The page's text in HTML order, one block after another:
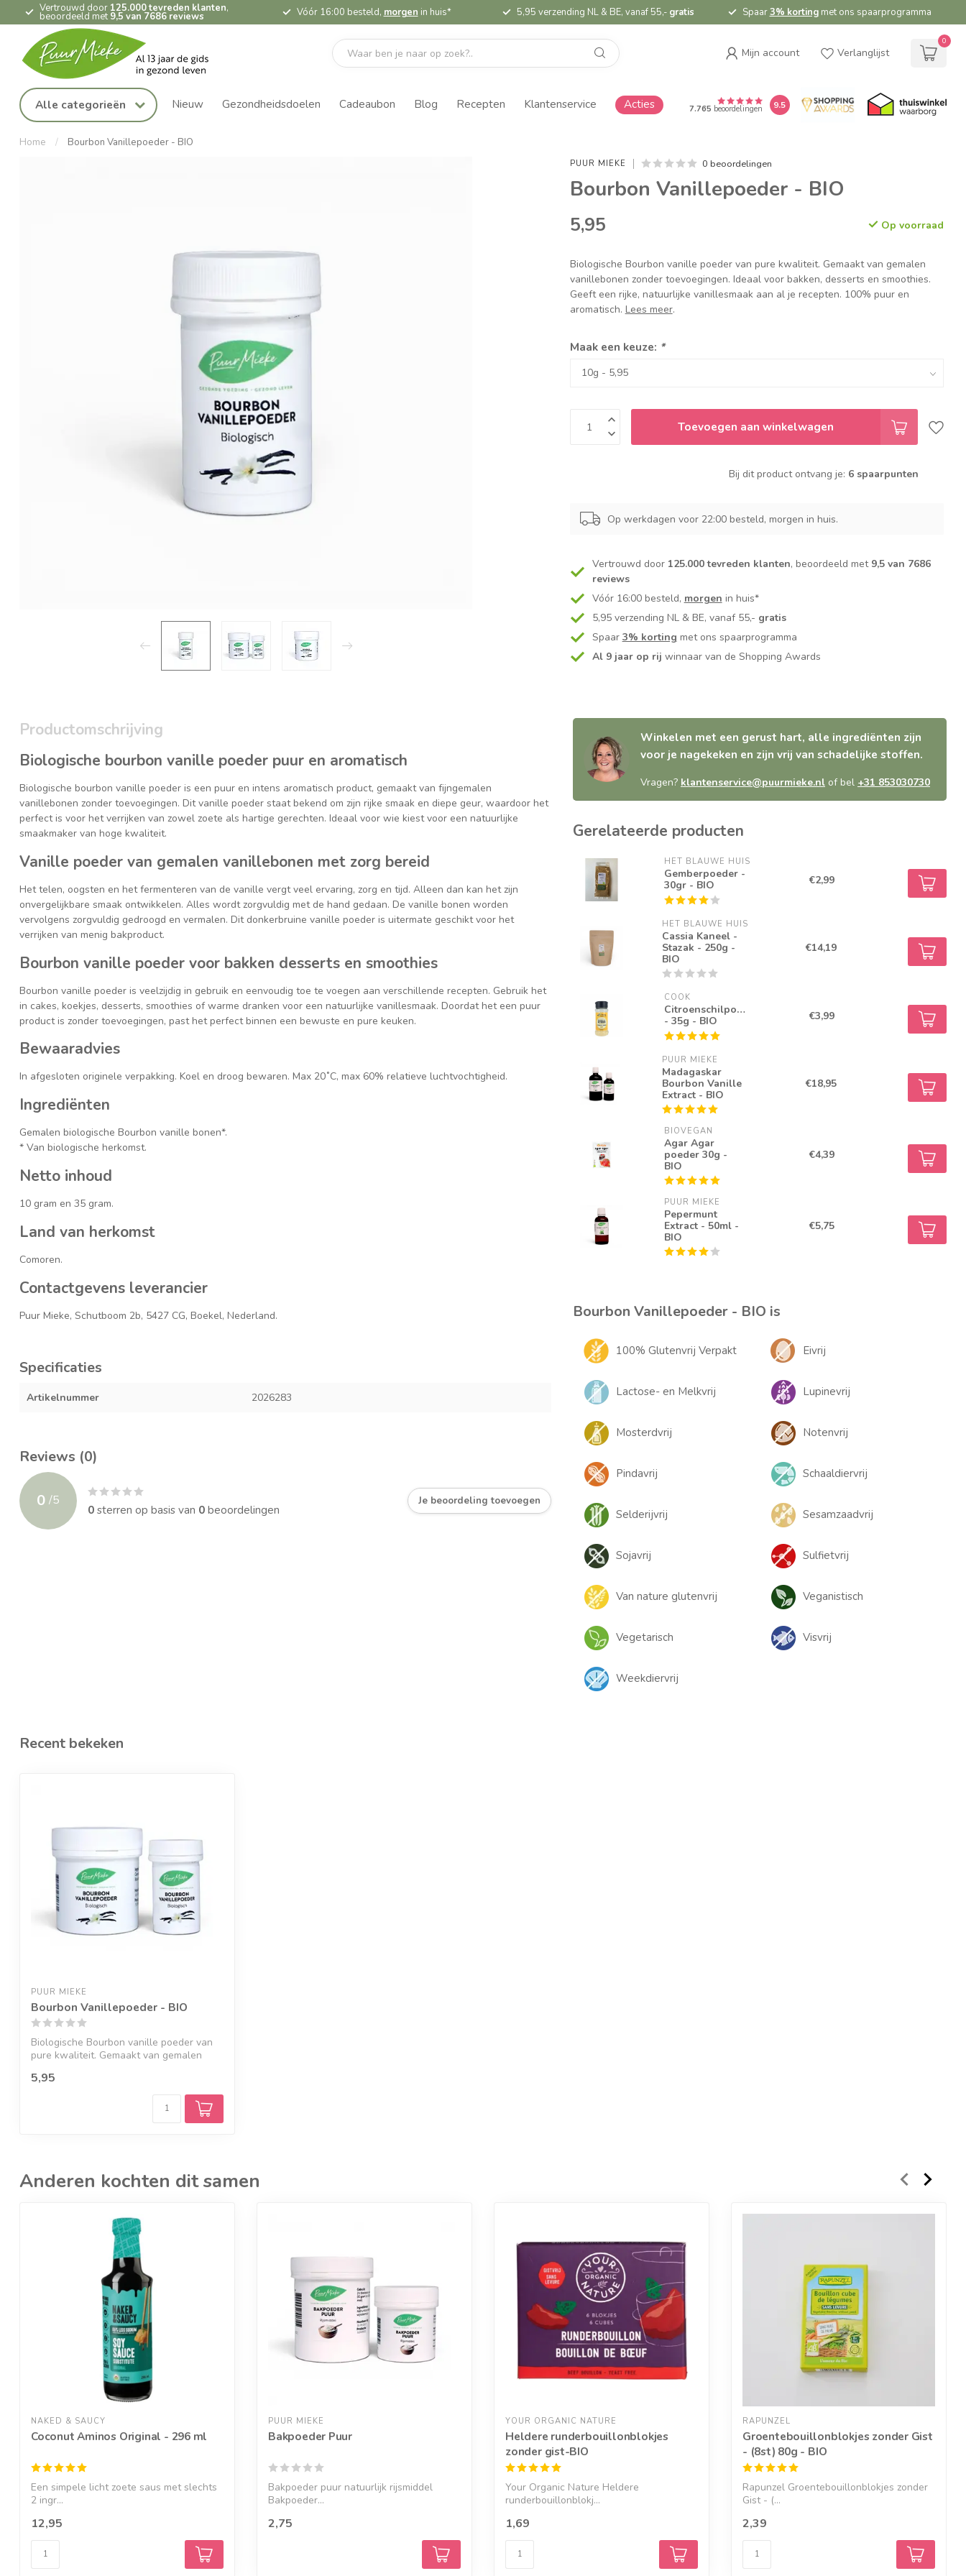
Vertrouwd door 125.000 tevreden klanten,
beoordeeld met 9,5 van 7686 reviews Vóór 16:00 besteld, morgen in huis* 5,95 verzending NL & BE, vanaf 55,- gratis Spaar3% kortingmet ons spaarprogramma
Mijn account Verlanglijst
0
Alle categorieën Nieuw Gezondheidsdoelen Cadeaubon Blog Recepten Klantenservice Acties 7.765 beoordelingen 9.5
Home / Bourbon Vanillepoeder - BIO
PUUR MIEKE 0 beoordelingen
Bourbon Vanillepoeder - BIO
5,95 Op voorraad
Biologische Bourbon vanille poeder van pure kwaliteit. Gemaakt van gemalen
vanillebonen zonder toevoegingen. Ideaal voor bakken, desserts en smoothies.
Geeft een rijke, natuurlijke vanillesmaak aan al je recepten. 100% puur en
aromatisch. Lees meer.
Maak een keuze: *
Toevoegen aan winkelwagen
Bij dit product ontvang je: 6 spaarpunten
Op werkdagen voor 22:00 besteld, morgen in huis.
Vertrouwd door 125.000 tevreden klanten, beoordeeld met 9,5 van 7686
reviews
Vóór 16:00 besteld, morgen in huis*
5,95 verzending NL & BE, vanaf 55,- gratis
Spaar 3% korting met ons spaarprogramma
Al 9 jaar op rij winnaar van de Shopping Awards
Productomschrijving
Biologische bourbon vanille poeder puur en aromatisch
Biologische bourbon vanille poeder is een puur en intens aromatisch product, gemaakt van fijngemalen
vanillebonen zonder toevoegingen. Dit vanille poeder staat bekend om zijn rijke smaak en diepe geur, waardoor het
perfect is voor het verrijken van zowel zoete als hartige gerechten. Ideaal voor wie kiest voor een natuurlijke
smaakmaker van hoge kwaliteit.
Vanille poeder van gemalen vanillebonen met zorg bereid
Het telen, oogsten en het fermenteren van de vanille vergt veel ervaring, zorg en tijd. Alleen dan kan het zijn
onvergelijkbare smaak ontwikkelen. Alles wordt zorgvuldig met de hand gedaan. De vanille bonen worden
vervolgens zorgvuldig gedroogd en vermalen. Dit donkerbruine vanille poeder is uitermate geschikt voor het
verrijken van menig bakproduct.
Bourbon vanille poeder voor bakken desserts en smoothies
Bourbon vanille poeder is veelzijdig in gebruik en eenvoudig toe te voegen aan verschillende recepten. Gebruik het
in cakes, koekjes, desserts, smoothies of warme dranken voor een natuurlijke vanillesmaak. Doordat het een puur
product is zonder toevoegingen, past het perfect binnen een bewuste en pure keuken.
Bewaaradvies
In afgesloten originele verpakking. Koel en droog bewaren. Max 20˚C, max 60% relatieve luchtvochtigheid.
Ingrediënten
Gemalen biologische Bourbon vanille bonen*.
* Van biologische herkomst.
Netto inhoud
10 gram en 35 gram.
Land van herkomst
Comoren.
Contactgevens leverancier
Puur Mieke, Schutboom 2b, 5427 CG, Boekel, Nederland.
Specificaties
Artikelnummer 2026283
Reviews (0)
0 /5
0sterren op basis van 0beoordelingen
Je beoordeling toevoegen
Winkelen met een gerust hart, alle ingrediënten zijn
voor je nagekeken en zijn vrij van schadelijke stoffen.
Vragen? klantenservice@puurmieke.nl of bel +31 853030730
Gerelateerde producten
HET BLAUWE HUIS
Gemberpoeder -
30gr - BIO
€2,99
HET BLAUWE HUIS
Cassia Kaneel -
Stazak - 250g -
BIO
€14,19
COOK
Citroenschilpoeder
- 35g - BIO
€3,99
PUUR MIEKE
Madagaskar
Bourbon Vanille
Extract - BIO
€18,95
BIOVEGAN
Agar Agar
poeder 30g -
BIO
€4,39
PUUR MIEKE
Pepermunt
Extract - 50ml -
BIO
€5,75
Bourbon Vanillepoeder - BIO is
100% Glutenvrij Verpakt Eivrij
Lactose- en Melkvrij Lupinevrij
Mosterdvrij Notenvrij
Pindavrij Schaaldiervrij
Selderijvrij Sesamzaadvrij
Sojavrij Sulfietvrij
Van nature glutenvrij Veganistisch
Vegetarisch Visvrij
Weekdiervrij
Recent bekeken
PUUR MIEKE
Bourbon Vanillepoeder - BIO
Biologische Bourbon vanille poeder van
pure kwaliteit. Gemaakt van gemalen
5,95
Anderen kochten dit samen
NAKED & SAUCY
Coconut Aminos Original - 296 ml
Een simpele licht zoete saus met slechts
2 ingr...
12,95
PUUR MIEKE
Bakpoeder Puur
Bakpoeder puur natuurlijk rijsmiddel
Bakpoeder...
2,75
YOUR ORGANIC NATURE
Heldere runderbouillonblokjes
zonder gist-BIO
Your Organic Nature Heldere
runderbouillonblokj...
1,69
RAPUNZEL
Groentebouillonblokjes zonder Gist
- (8st) 80g - BIO
Rapunzel Groentebouillonblokjes zonder
Gist - (...
2,39